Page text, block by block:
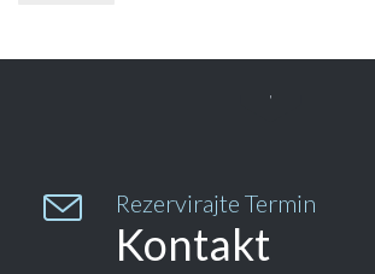
 Rezervirajte Termin
Kontakt